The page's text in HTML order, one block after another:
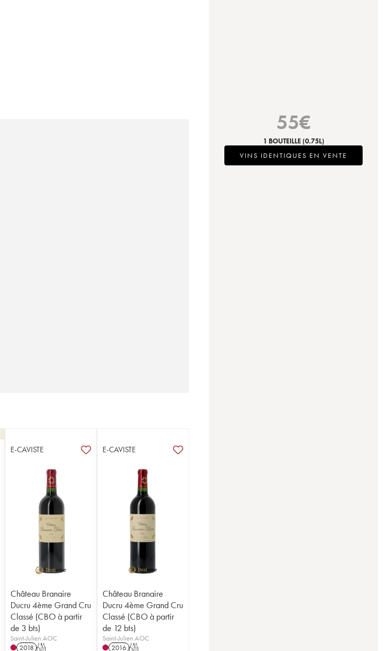
E-CAVISTE
Château Branaire
Ducru 4ème Grand Cru
Classé (CBO à partir
de 3 bts)
Saint-Julien AOC
2018 T
E-CAVISTE
Château Branaire
Ducru 4ème Grand Cru
Classé (CBO à partir
de 12 bts)
Saint-Julien AOC
2016 T
55€
1 BOUTEILLE (0.75L)
VINS IDENTIQUES EN VENTE